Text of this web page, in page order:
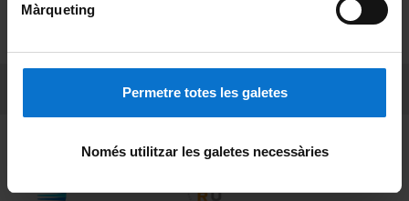
Màrqueting
Permetre totes les galetes
Només utilitzar les galetes necessàries
Privacidad y términos